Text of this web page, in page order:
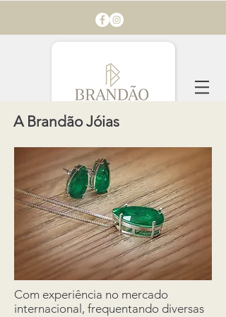
A Brandão Jóias
Com experiência no mercado
internacional, frequentando diversas